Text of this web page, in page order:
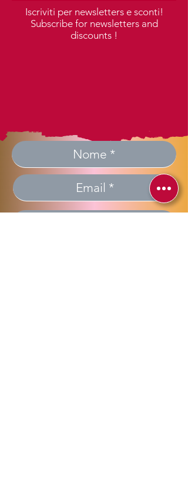
Iscriviti per newsletters e sconti!
Subscribe for newsletters and
discounts !